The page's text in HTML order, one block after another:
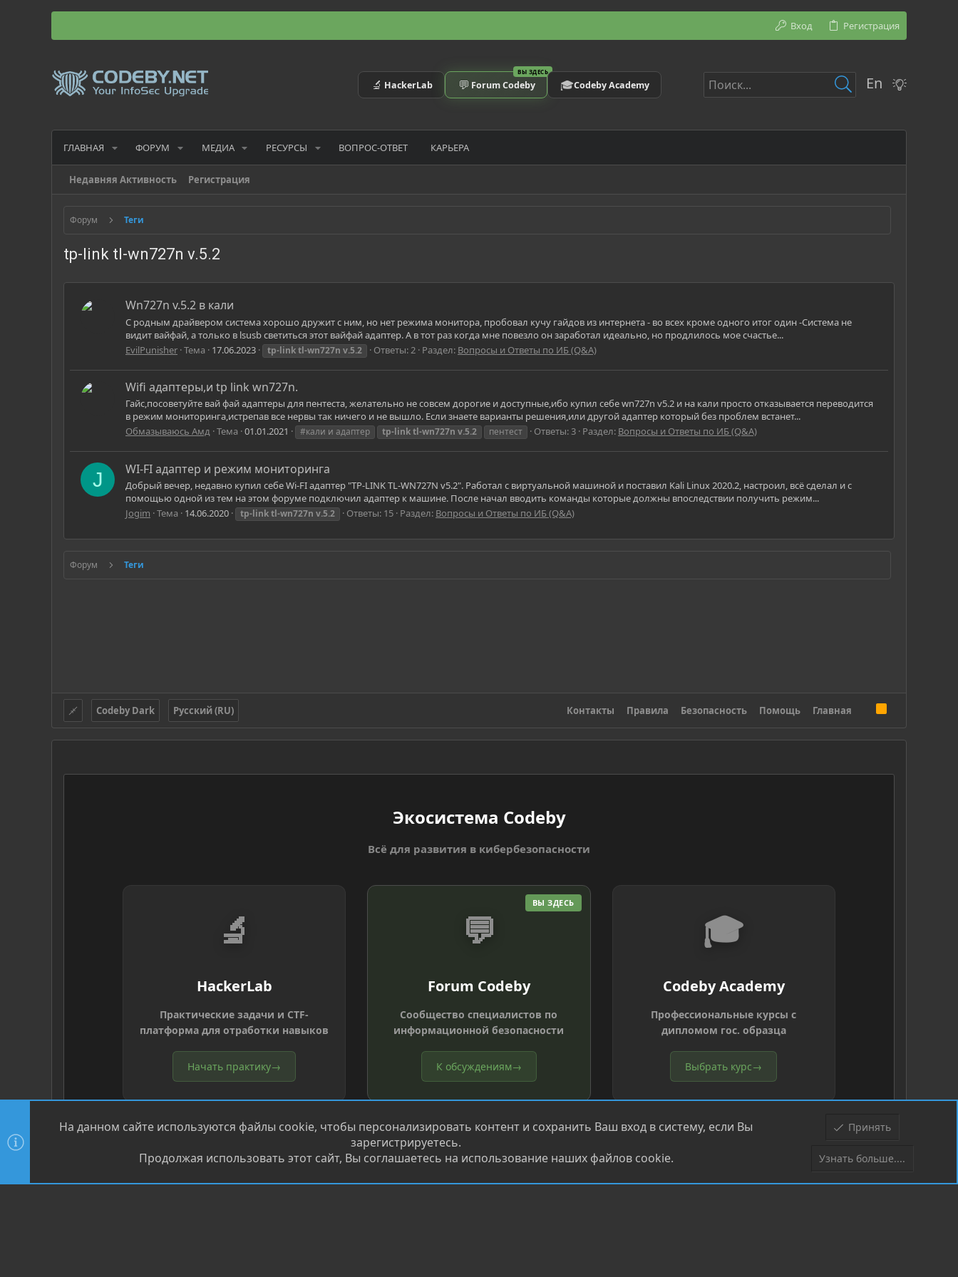
Вход Регистрация
🔬 HackerLab
ВЫ ЗДЕСЬ
💬 Forum Codeby 🎓Codeby Academy En
ГЛАВНАЯ ФОРУМ МЕДИА РЕСУРСЫ ВОПРОС-ОТВЕТ КАРЬЕРА
Недавняя Активность Регистрация
Форум Теги
tp-link tl-wn727n v.5.2
Wn727n v.5.2 в кали
С родным драйвером система хорошо дружит с ним, но нет режима монитора, пробовал кучу гайдов из интернета - во всех кроме одного итог один -Система не
видит вайфай, а только в lsusb светиться этот вайфай адаптер. А в тот раз когда мне повезло он заработал идеально, но продлилось мое счастье...
EvilPunisher Тема 17.06.2023 tp-linktl-wn727n v.5.2 Ответы: 2 Раздел: Вопросы и Ответы по ИБ (Q&A)
Wifi адаптеры,и tp link wn727n.
Гайс,посоветуйте вай фай адаптеры для пентеста, желательно не совсем дорогие и доступные,ибо купил себе wn727n v5.2 и на кали просто отказывается переводится
в режим мониторинга,истрепав все нервы так ничего и не вышло. Если знаете варианты решения,или другой адаптер который без проблем встанет...
Обмазываюсь Амд Тема 01.01.2021 #кали и адаптер tp-linktl-wn727n v.5.2 пентест Ответы: 3 Раздел: Вопросы и Ответы по ИБ (Q&A)
J WI-FI адаптер и режим мониторинга
Добрый вечер, недавно купил себе Wi-FI адаптер "TP-LINK TL-WN727N v5.2". Работал с виртуальной машиной и поставил Kali Linux 2020.2, настроил, всё сделал и с
помощью одной из тем на этом форуме подключил адаптер к машине. После начал вводить команды которые должны впоследствии получить режим...
Jogim Тема 14.06.2020 tp-linktl-wn727n v.5.2 Ответы: 15 Раздел: Вопросы и Ответы по ИБ (Q&A)
Форум Теги
Codeby Dark Русский (RU) Контакты Правила Безопасность Помощь Главная
S
Экосистема Codeby
Всё для развития в кибербезопасности
🔬
HackerLab
Практические задачи и CTF-
платформа для отработки навыков
Начать практику→
ВЫ ЗДЕСЬ
💬
Forum Codeby
Сообщество специалистов по
информационной безопасности
К обсуждениям→
🎓
Codeby Academy
Профессиональные курсы с
дипломом гос. образца
Выбрать курс→
Community platform by XenForo ® © 2010-2026 XenForo Ltd. Перевод от Jumuro® Верх
На данном сайте используются файлы cookie, чтобы персонализировать контент и сохранить Ваш вход в систему, если Вы
зарегистрируетесь.
Продолжая использовать этот сайт, Вы соглашаетесь на использование наших файлов cookie.
Принять
Узнать больше....